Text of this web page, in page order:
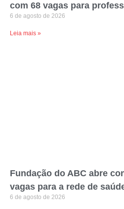
com 68 vagas para
6 de agosto de 2026
Leia mais »
Fundação do ABC abre
vagas para a rede de
6 de agosto de 2026